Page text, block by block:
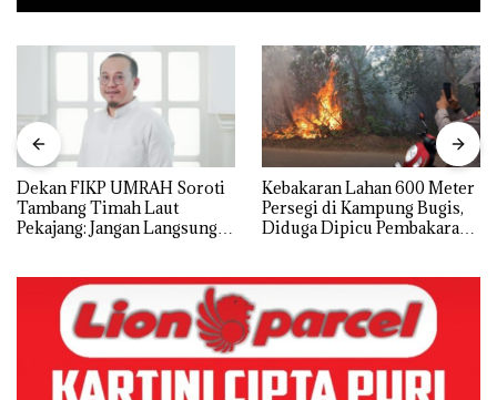
Dekan FIKP UMRAH Soroti
Tambang Timah Laut
Pekajang: Jangan Langsung
Lingkungannya
Kebakaran Lahan 600 Meter
Persegi di Kampung Bugis,
Diduga Dipicu Pembakaran